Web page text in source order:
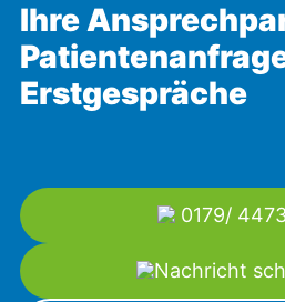
Ihre
Erstgespräche
0179/
Nachricht